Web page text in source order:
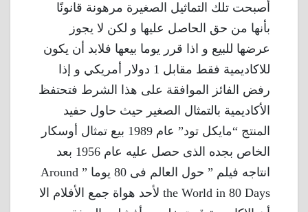
أصبحت تلك التماثيل الصغيرة مرهونة قانونًا
بأنها من حق الحاصل عليها و لكن لا يجوز
عرضها للبيع و اذا قرر يوما بيعها فلابد أن يكون
للاكاديمية فقط مقابل 1 دولار أمريكي و إذا
رفض الفائز الموافقة على هذا الشرط فتحتفظ
الأكاديمية بالتمثال الصغير حيث حاول حفيد
المنتج “مايكل تود” عام 1989 بيع تمثال أوسكار
الخاص بجده الذى حصل عليه عام 1956 بعد
انتاجه فيلم ” حول العالم فى 80 يوما ” Around
the World in 80 Days لأحد هواة جمع الأفلام الا